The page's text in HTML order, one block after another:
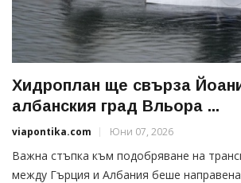
Хидроплан ще свърза
албанския град Вльора ...
viapontika.com Юни 07, 2026
Важна стъпка към подобряване на
между Гърция и Албания беше